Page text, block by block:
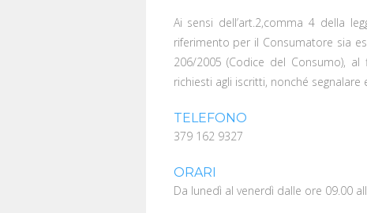
Ai sensi dell’art.2,comma 4 della
riferimento per il Consumatore sia
206/2005 (Codice del Consumo),
richiesti agli iscritti, nonché
TELEFONO
379 162 9327
ORARI
Da lunedì al venerdì dalle ore 09.00